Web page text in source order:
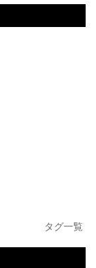
タグ一覧